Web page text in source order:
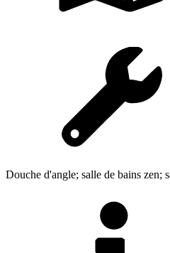
Douche d'angle; salle de bains zen;